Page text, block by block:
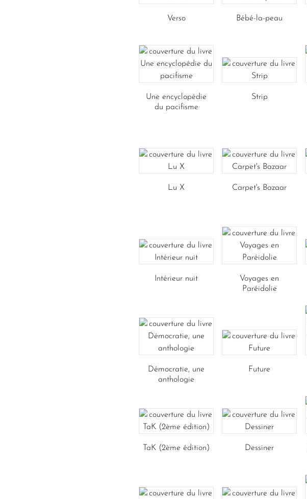
Verso Bébé-la-peau
Une encyclopédie
du pacifisme
Strip
Lu X Carpet's Bazaar
Intérieur nuit
Voyages en
Paréidolie
Démocratie, une
anthologie
Future
TaK (2ème édition) Dessiner